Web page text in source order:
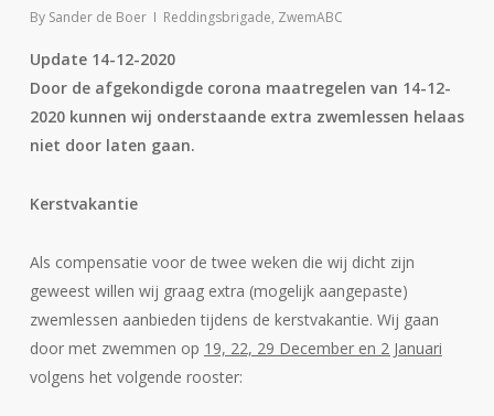
By Sander de Boer Reddingsbrigade, ZwemABC
Update 14-12-2020
Door de afgekondigde corona maatregelen van 14-12-
2020 kunnen wij onderstaande extra zwemlessen helaas
niet door laten gaan.
Kerstvakantie
Als compensatie voor de twee weken die wij dicht zijn
geweest willen wij graag extra (mogelijk aangepaste)
zwemlessen aanbieden tijdens de kerstvakantie. Wij gaan
door met zwemmen op 19, 22, 29 December en 2 Januari
volgens het volgende rooster: